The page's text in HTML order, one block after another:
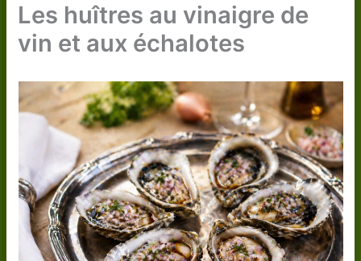
Les huîtres au vinaigre de
vin et aux échalotes